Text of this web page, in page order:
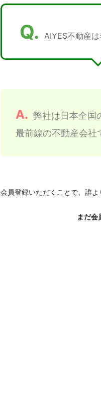
Q. AIYES不動産
A. 弊社は日本全国
最前線の不動産会社
会員登録いただくことで、誰よ
まだ会